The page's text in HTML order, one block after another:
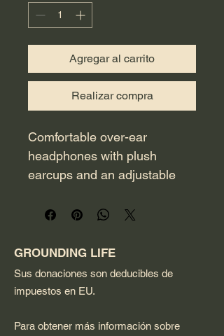
Agregar al carrito
Realizar compra
Comfortable over-ear
headphones with plush
earcups and an adjustable
audio for immersive listening.
during commutes or study
sessions.
GROUNDING LIFE
Sus donaciones son deducibles de
impuestos en EU.
Para obtener más información sobre